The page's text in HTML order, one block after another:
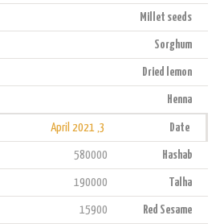
Millet seeds
Sorghum
Dried lemon
Henna
Date
3, April 2021
Hashab
580000
Talha
190000
Red Sesame
15900